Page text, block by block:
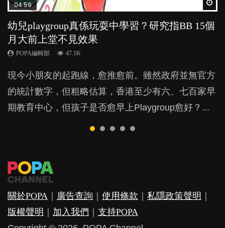
04:59
幼兒playgroup真係玩耍中學習？研究指BB 15個
月大前上堂不見效果
POPA編輯部 47.1K
現今小朋友的起跑線，愈推愈前。雖然政府並無官方
的統計數字，但粗略估算，香港至少有六、七百家早
期教育中心，但孩子是否愈早上Playgroup愈好？...
03:39
幼稚園遊戲課 如何刺激幼兒自發學習取代獎勵
與懲罰？
POPA編輯部 33.1K
由美國學者所創的 tools of the mind 課程，學生以遊
戲方式學習，學術能力和自制能力亦明顯比其他小朋
友優勝，到底這課程有何特別之處？...
04:06
全職好？在職好？｜全職媽媽與在職媽媽的壓
力與價值
POPA編輯部 25.8K
許多媽媽心底可能都有一刻掙扎過：究竟全職好，還
是在職好。雖說每個家庭都有自己的獨特狀況和考慮
因素，但原來全職和在職媽媽所養育的子女其實都各
03:02
老公患產後憂鬱症對BB的影響
POPA編輯部 15.9K
鬱，影響日常生活，嚴重的甚至會有自殺，或傷害小
朋友的念頭。但為何爸爸患上產後抑鬱往往難以察
覺？...
04:18
凡事以BB為中心，就係好爸媽？｜別忽視父母
的身心虛耗
POPA編輯部 31.5K
父母日夜無間、身心俱疲地照顧BB，如何做到正向
教養？部份父母更會為了小朋友放棄自己的嗜好、減
少出席朋友聚會等等，你以為會換來美好的親子關
係，有助小朋友成長，但原來父母身心虛耗對孩子的
關於POPA ｜ 廣告查詢 ｜ 使用條款 ｜ 私隱政策聲明 ｜
版權聲明 ｜ 加入我們 ｜ 支持POPA